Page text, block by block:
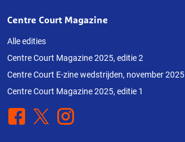
Centre Court Magazine
Alle edities
Centre Court Magazine 2025, editie 2
Centre Court E-zine wedstrijden, november 2025
Centre Court Magazine 2025, editie 1
Facebook
X Instagram